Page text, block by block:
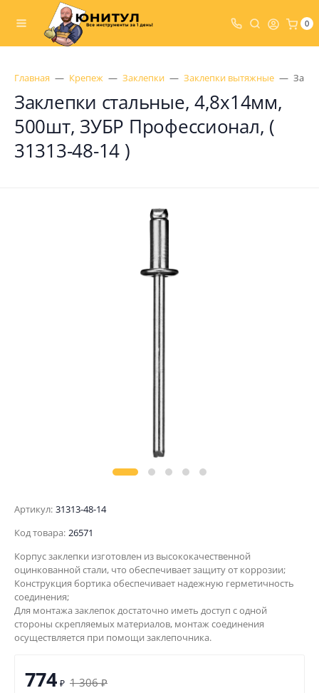
0
Главная Крепеж Заклепки Заклепки вытяжные
Заклепки стальные, 4,8x14мм,
500шт, ЗУБР Профессионал, (
31313-48-14 )
Артикул: 31313-48-14
Код товара: 26571
Корпус заклепки изготовлен из высококачественной
оцинкованной стали, что обеспечивает защиту от коррозии;
Конструкция бортика обеспечивает надежную герметичность
соединения;
Для монтажа заклепок достаточно иметь доступ с одной
стороны скрепляемых материалов, монтаж соединения
осуществляется при помощи заклепочника.
774 ₽ 1 306 ₽